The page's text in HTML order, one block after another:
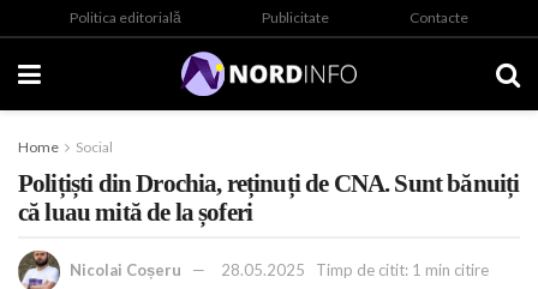
Politica editorială Publicitate Contacte
Home Social
Polițiști din Drochia, reținuți de CNA. Sunt bănuiți
că luau mită de la șoferi
Nicolai Coșeru 28.05.2025 Timp de citit: 1 min citire